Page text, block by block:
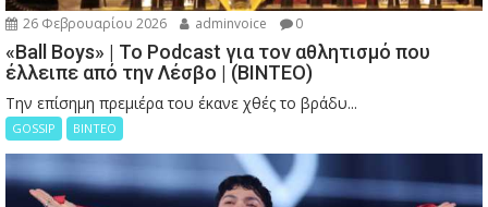
26 Φεβρουαρίου 2026 adminvoice 0
«Ball Boys» | Το Podcast για τον αθλητισμό που
έλλειπε από την Λέσβο | (ΒΙΝΤΕΟ)
Την επίσημη πρεμιέρα του έκανε χθές το βράδυ...
GOSSIP ΒΙΝΤΕΟ